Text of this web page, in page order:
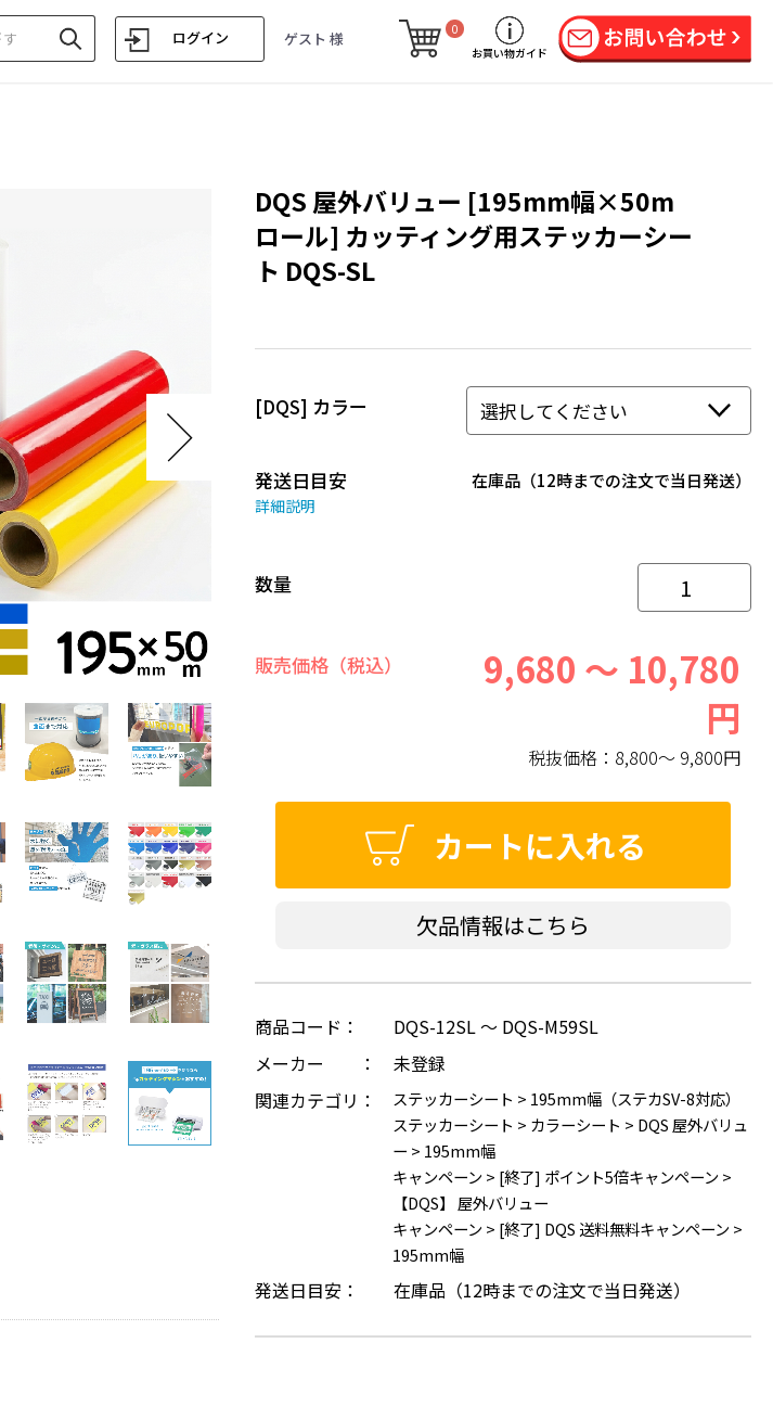
ログイン ゲスト 様
0
お買い物ガイド
DQS 屋外バリュー [195mm幅×50m
ロール] カッティング用ステッカーシー
ト DQS-SL
[DQS] カラー
発送日目安
詳細説明
在庫品（12時までの注文で当日発送）
数量
販売価格（税込）
9,680 ～ 10,780
円
税抜価格： 8,800～ 9,800円
カートに入れる
欠品情報はこちら
商品コード：
DQS-12SL ～ DQS-M59SL
メーカー ：
未登録
関連カテゴリ：
ステッカーシート > 195mm幅（ステカSV-8対応）
ステッカーシート > カラーシート > DQS 屋外バリュ
ー > 195mm幅
キャンペーン > [終了] ポイント5倍キャンペーン >
【DQS】 屋外バリュー
キャンペーン > [終了] DQS 送料無料キャンペーン >
195mm幅
発送日目安： 在庫品（12時までの注文で当日発送）